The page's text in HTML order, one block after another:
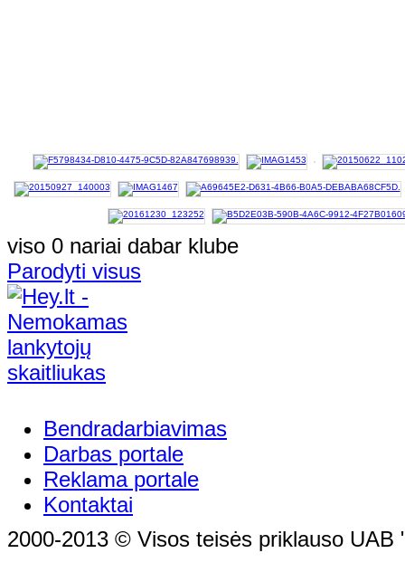
viso 0 nariai dabar klube
Parodyti visus
Bendradarbiavimas
Darbas portale
Reklama portale
Kontaktai
2000-2013 © Visos teisės priklauso UAB